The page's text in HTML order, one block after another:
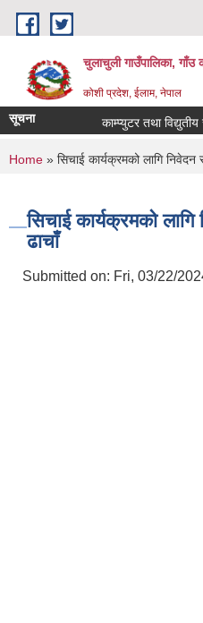
Skip to main content
चुलाचुली गाउँपालिका, गाँउ
कोशी प्रदेश, ईलाम, नेपाल
सूचना काम्प्युटर तथा विद्युतीय
You are here
Home » सिचाई कार्यक्रमको लागि निवेदन
सिचाई कार्यक्रमको
ढाचाँ
Submitted on: Fri, 03/22/